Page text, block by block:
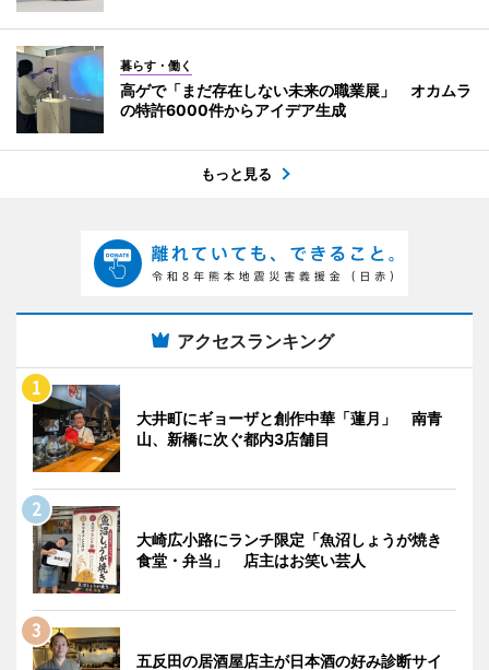
暮らす・働く
高ゲで「まだ存在しない未来の職業展」 オカムラ
の特許6000件からアイデア生成
もっと見る
アクセスランキング
大井町にギョーザと創作中華「蓮月」 南青
山、新橋に次ぐ都内3店舗目
大崎広小路にランチ限定「魚沼しょうが焼き
食堂・弁当」 店主はお笑い芸人
五反田の居酒屋店主が日本酒の好み診断サイ